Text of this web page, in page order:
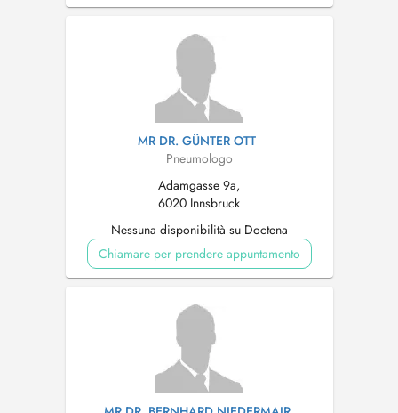
MR DR. GÜNTER OTT
Pneumologo
Adamgasse 9a,
6020 Innsbruck
Nessuna disponibilità su Doctena
Chiamare per prendere appuntamento